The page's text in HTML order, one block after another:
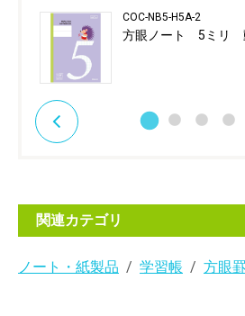
COC-NB5-H5A-2
方眼ノート 5ミリ
関連カテゴリ
ノート・紙製品 学習帳 方眼